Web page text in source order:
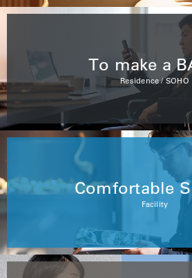
To make a
Residence / SOHO
Comfortable
Facility